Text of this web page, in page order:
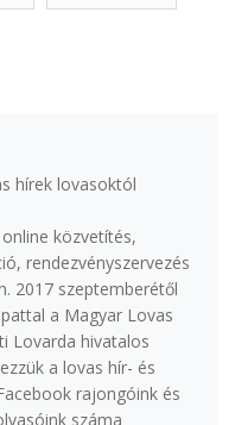
hírek lovasoktól
közvetítés,
rendezvényszervezés
2017 szeptemberétől
a Magyar Lovas
Lovarda hivatalos
a lovas hír- és
rajongóink és
száma